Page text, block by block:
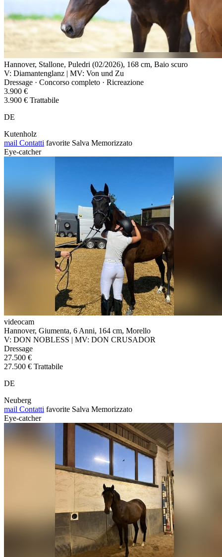
Hannover, Stallone, Puledri (02/2026), 168 cm, Baio scuro
V: Diamantenglanz | MV: Von und Zu
Dressage · Concorso completo · Ricreazione
3.900 €
3.900 € Trattabile
DE
Kutenholz
mail Contatti favorite Salva Memorizzato
Eye-catcher
videocam
Hannover, Giumenta, 6 Anni, 164 cm, Morello
V: DON NOBLESS | MV: DON CRUSADOR
Dressage
27.500 €
27.500 € Trattabile
DE
Neuberg
mail Contatti favorite Salva Memorizzato
Eye-catcher